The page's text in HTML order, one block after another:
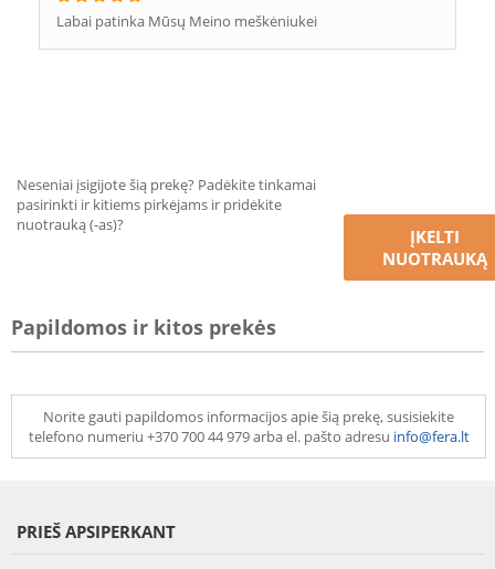
Labai patinka Mūsų Meino meškėniukei
Neseniai įsigijote šią prekę? Padėkite tinkamai
pasirinkti ir kitiems pirkėjams ir pridėkite
nuotrauką (-as)?
ĮKELTI
NUOTRAUKĄ
Papildomos ir kitos prekės
Norite gauti papildomos informacijos apie šią prekę, susisiekite
telefono numeriu +370 700 44 979 arba el. pašto adresu info@fera.lt
PRIEŠ APSIPERKANT